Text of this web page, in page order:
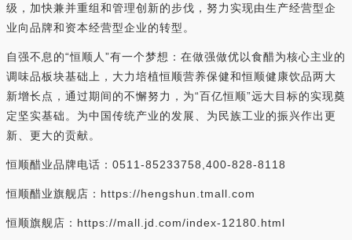
级，加快兼并重组和管理创新的步伐，努力实现由生产经营型企
业向品牌和资本经营型企业的转型。
自强不息的“恒顺人”有一个梦想：在做强做优以食醋为核心主业的
调味品板块基础上，大力培植恒顺营养保健和恒顺健康饮品两大
新增长点，通过期间的不懈努力，为“百亿恒顺”远大目标的实现奠
定坚实基础。为中国传统产业的发展、为民族工业的振兴作出更
新、更大的贡献。
恒顺醋业品牌电话：0511-85233758,400-828-8118
恒顺醋业旗舰店：https://hengshun.tmall.com
恒顺旗舰店：https://mall.jd.com/index-12180.html